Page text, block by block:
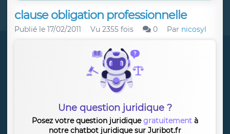
clause obligation professionnelle
Publié le 17/02/2011 Vu 2355 fois 0 Par nicosyl
Une question juridique ?
Posez votre question juridiquegratuitement à
notre chatbot juridique sur Juribot.fr